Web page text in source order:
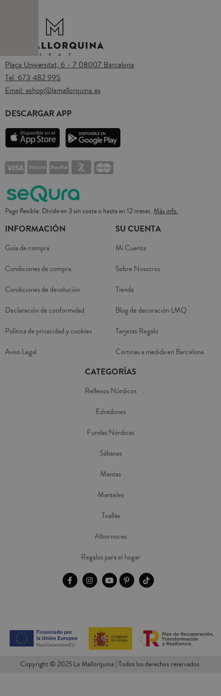
Plaça Universitat, 6 - 7 08007 Barcelona
Tel. 673 482 995
Email: eshop@lamallorquina.es
DESCARGAR APP
Pago flexible: Divide en 3 sin coste o hasta en 12 meses. Más info.
INFORMACIÓN
Guía de compra
Condiciones de compra
Condiciones de devolución
Declaración de conformidad
Política de privacidad y cookies
Aviso Legal
SU CUENTA
Mi Cuenta
Sobre Nosotros
Tienda
Blog de decoración LMQ
Tarjetas Regalo
Cortinas a medida en Barcelona
CATEGORÍAS
Rellenos Nórdicos
Edredones
Fundas Nórdicas
Sábanas
Mantas
Manteles
Toallas
Albornoces
Regalos para el hogar
Copyright © 2025 La Mallorquina | Todos los derechos reservados.